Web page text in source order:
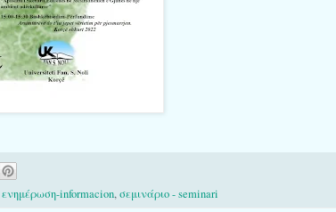
ενημέρωση-informacion,σεμινάριο - seminari